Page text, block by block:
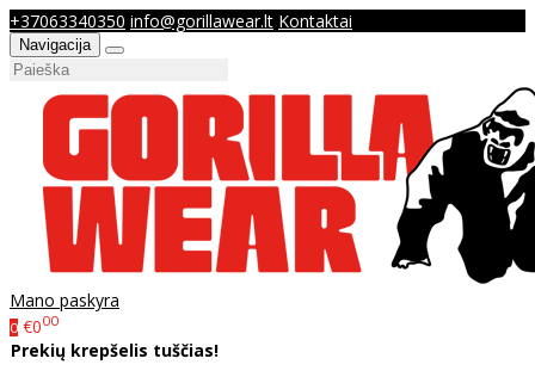
+37063340350 info@gorillawear.lt Kontaktai
Navigacija
Mano paskyra
0 €000
Prekių krepšelis tuščias!